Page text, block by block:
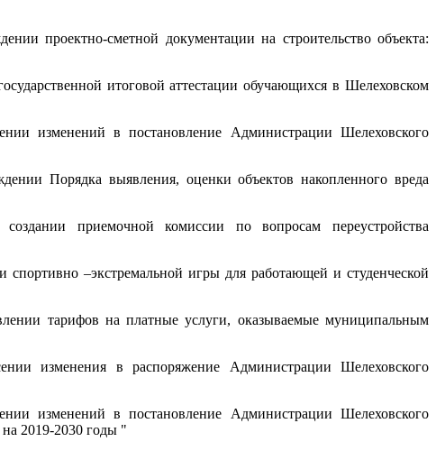
проектно-сметной документации на строительство объекта:
итоговой аттестации обучающихся в Шелеховском
изменений в постановление Администрации Шелеховского
Порядка выявления, оценки объектов накопленного вреда
приемочной комиссии по вопросам переустройства
спортивно –экстремальной игры для работающей и студенческой
тарифов на платные услуги, оказываемые муниципальным
изменения в распоряжение Администрации Шелеховского
изменений в постановление Администрации Шелеховского
2019-2030 годы "